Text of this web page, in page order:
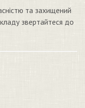
та захищений
звертайтеся до